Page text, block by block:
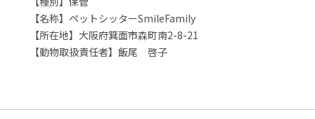
【名称】ペットシッターSmileFamily
【所在地】大阪府箕面市森町南2-8-21
【動物取扱責任者】飯尾 啓子